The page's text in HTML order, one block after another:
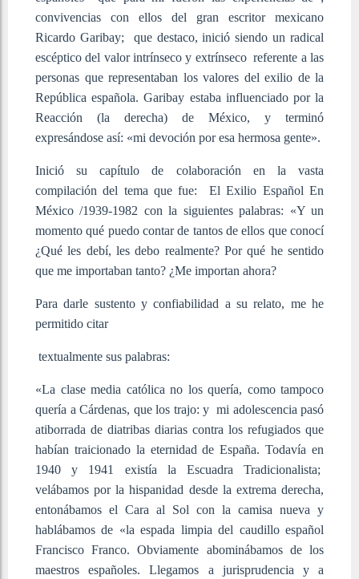
convivencias con ellos del gran escritor mexicano
Ricardo Garibay; que destaco, inició siendo un radical
escéptico del valor intrínseco y extrínseco referente a las
personas que representaban los valores del exilio de la
República española. Garibay estaba influenciado por la
Reacción (la derecha) de México, y terminó
expresándose así: «mi devoción por esa hermosa gente».
Inició su capítulo de colaboración en la vasta
compilación del tema que fue: El Exilio Español En
México /1939-1982 con la siguientes palabras: «Y un
momento qué puedo contar de tantos de ellos que conocí
¿Qué les debí, les debo realmente? Por qué he sentido
que me importaban tanto? ¿Me importan ahora?
Para darle sustento y confiabilidad a su relato, me he
permitido citar
textualmente sus palabras:
«La clase media católica no los quería, como tampoco
quería a Cárdenas, que los trajo: y mi adolescencia pasó
atiborrada de diatribas diarias contra los refugiados que
habían traicionado la eternidad de España. Todavía en
1940 y 1941 existía la Escuadra Tradicionalista;
velábamos por la hispanidad desde la extrema derecha,
entonábamos el Cara al Sol con la camisa nueva y
hablábamos de «la espada limpia del caudillo español
Francisco Franco. Obviamente abominábamos de los
maestros españoles. Llegamos a jurisprudencia y a